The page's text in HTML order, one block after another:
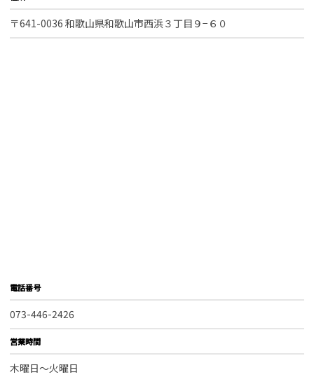
〒641-0036 和歌山県和歌山市西浜３丁目９−６０
電話番号
073-446-2426
営業時間
木曜日～火曜日